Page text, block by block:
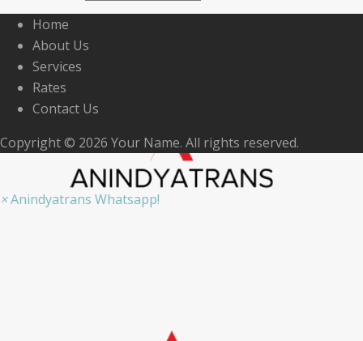
Home
About Us
Services
Rates
Contact Us
Copyright © 2026 Your Name. All rights reserved.
×Anindyatrans Whatsapp!